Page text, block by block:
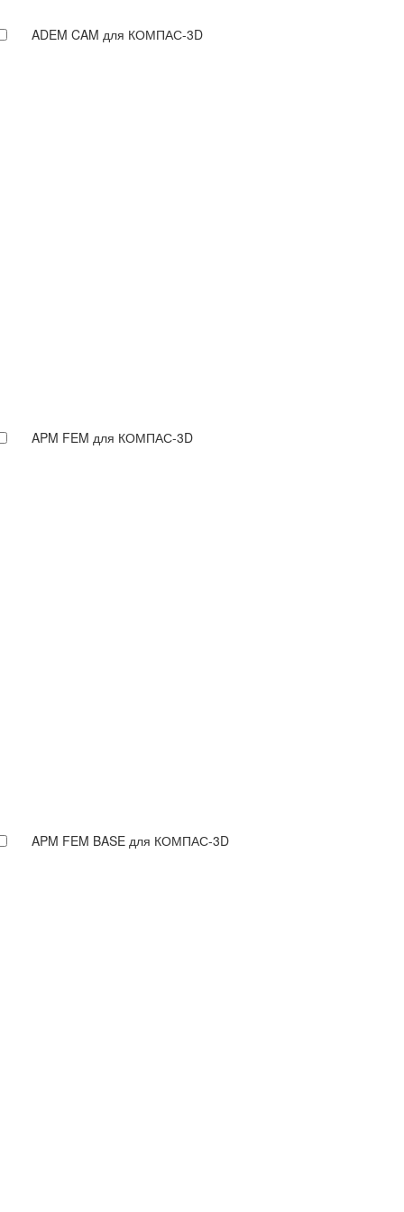
ADEM CAM для КОМПАС-3D
APM FEM для КОМПАС-3D
APM FEM BASE для КОМПАС-3D